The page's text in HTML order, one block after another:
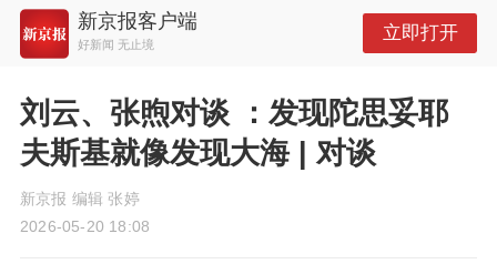
新京报客户端
好新闻 无止境
立即打开
刘云、张煦对谈 ：发现陀思妥耶
夫斯基就像发现大海 | 对谈
新京报 编辑 张婷
2026-05-20 18:08